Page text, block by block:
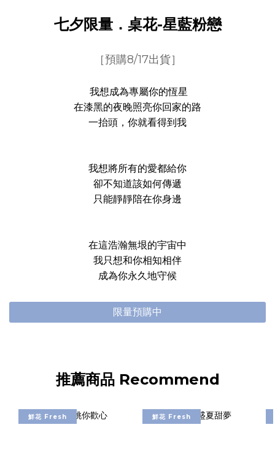
七夕限量．桌花-星藍粉戀
［預購8/17出貨］
我想成為專屬你的恆星
在漆黑的夜晚照亮你回家的路
一抬頭，你就看得到我
我想將所有的愛都給你
卻不知道該如何傳遞
只能靜靜陪在你身邊
在這浩瀚無垠的宇宙中
我只想和你相知相伴
成為你永久地守候
限量預購中
推薦商品 Recommend
鮮花 Fresh 鮮花 Fresh